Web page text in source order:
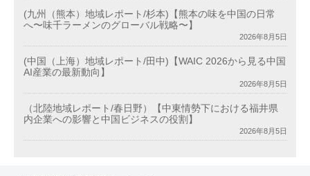
(九州（熊本）地域レポート/杉本)【熊本の味を中国の日常
へ〜味千ラーメンのグローバル戦略〜】
2026年8月5日
(中国（上海）地域レポート/田中)【WAIC 2026から見る中国
AI産業の最新動向】
2026年8月5日
（北陸地域レポート/春日野）【中東情勢下における福井県
内企業への影響と中国ビジネスの役割】
2026年8月5日